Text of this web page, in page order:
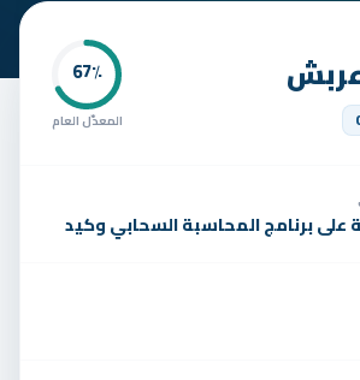
67٪
المعدّل العام
على برنامج المحاسبة السحابي وكيد